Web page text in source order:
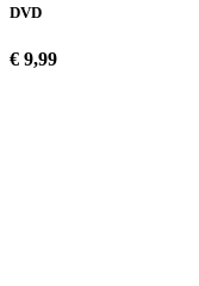
DVD
€ 9,99